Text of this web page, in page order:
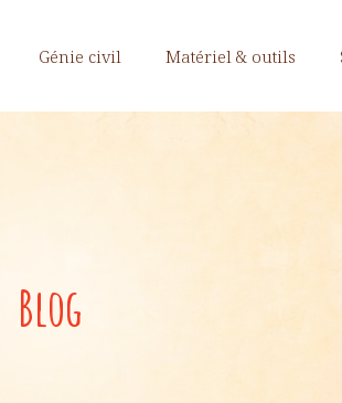
Génie civil Matériel & outils
Blog